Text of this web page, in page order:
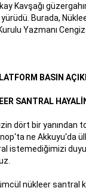
Kavşağı
yürüdü. Burada,
Yazmanı
BASIN
SANTRAL
dört bir yanından
ne Akkuyu‘da
istemediğimizi
nükleer santral